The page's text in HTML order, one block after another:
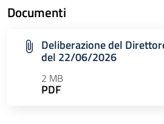
Documenti
Deliberazione del
del 22/06/2026
2 MB
PDF